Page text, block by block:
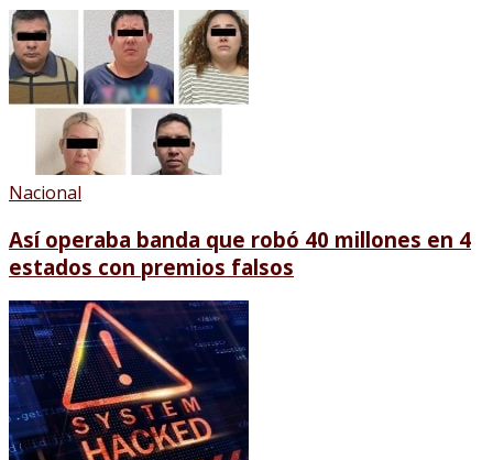
Nacional
Así operaba banda que robó 40 millones en 4
estados con premios falsos